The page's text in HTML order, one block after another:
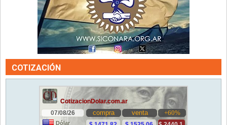
COTIZACIÓN